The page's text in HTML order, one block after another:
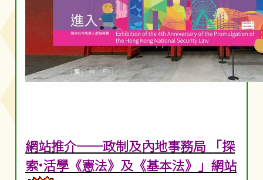
網站推介──政制及內地事務局 「探
索•活學《憲法》及《基本法》」網站